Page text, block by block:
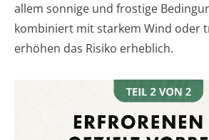
allem sonnige und frostige
kombiniert mit starkem Wind oder
erhöhen das Risiko erheblich.